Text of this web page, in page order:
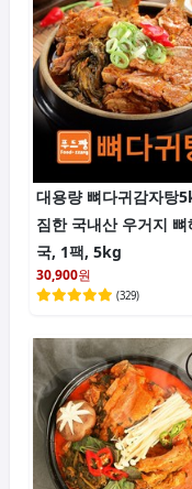
대용량 뼈다귀감자탕
짐한 국내산 우거지 뼈
국, 1팩, 5kg
30,900원
(329)